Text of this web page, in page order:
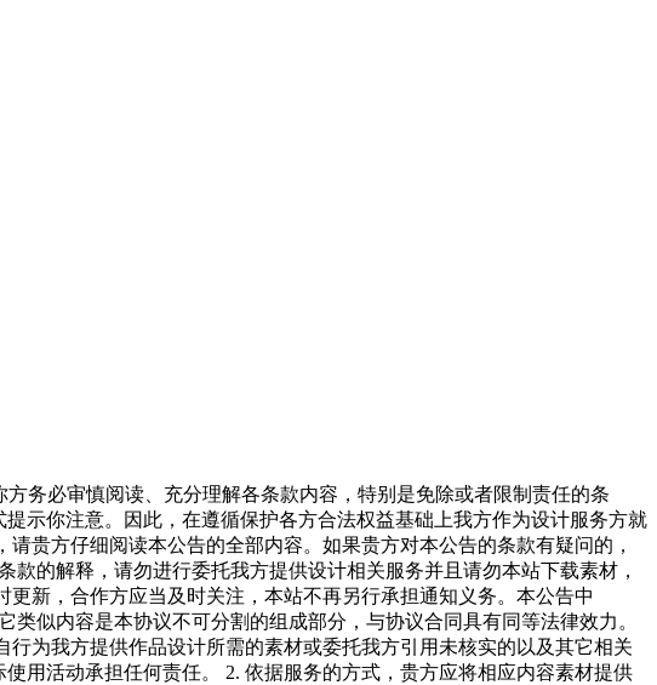
务必审慎阅读、充分理解各条款内容，特别是免除或者限制责任的条
示你注意。因此，在遵循保护各方合法权益基础上我方作为设计服务方就
贵方仔细阅读本公告的全部内容。如果贵方对本公告的条款有疑问的，
的解释，请勿进行委托我方提供设计相关服务并且请勿本站下载素材，
新，合作方应当及时关注，本站不再另行承担通知义务。本公告中
似内容是本协议不可分割的组成部分，与协议合同具有同等法律效力。
为我方提供作品设计所需的素材或委托我方引用未核实的以及其它相关
用活动承担任何责任。 2. 依据服务的方式，贵方应将相应内容素材提供